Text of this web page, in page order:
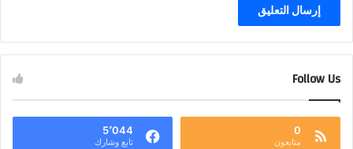
Follow Us
0
متابعون
5٬044
تابع وشارك